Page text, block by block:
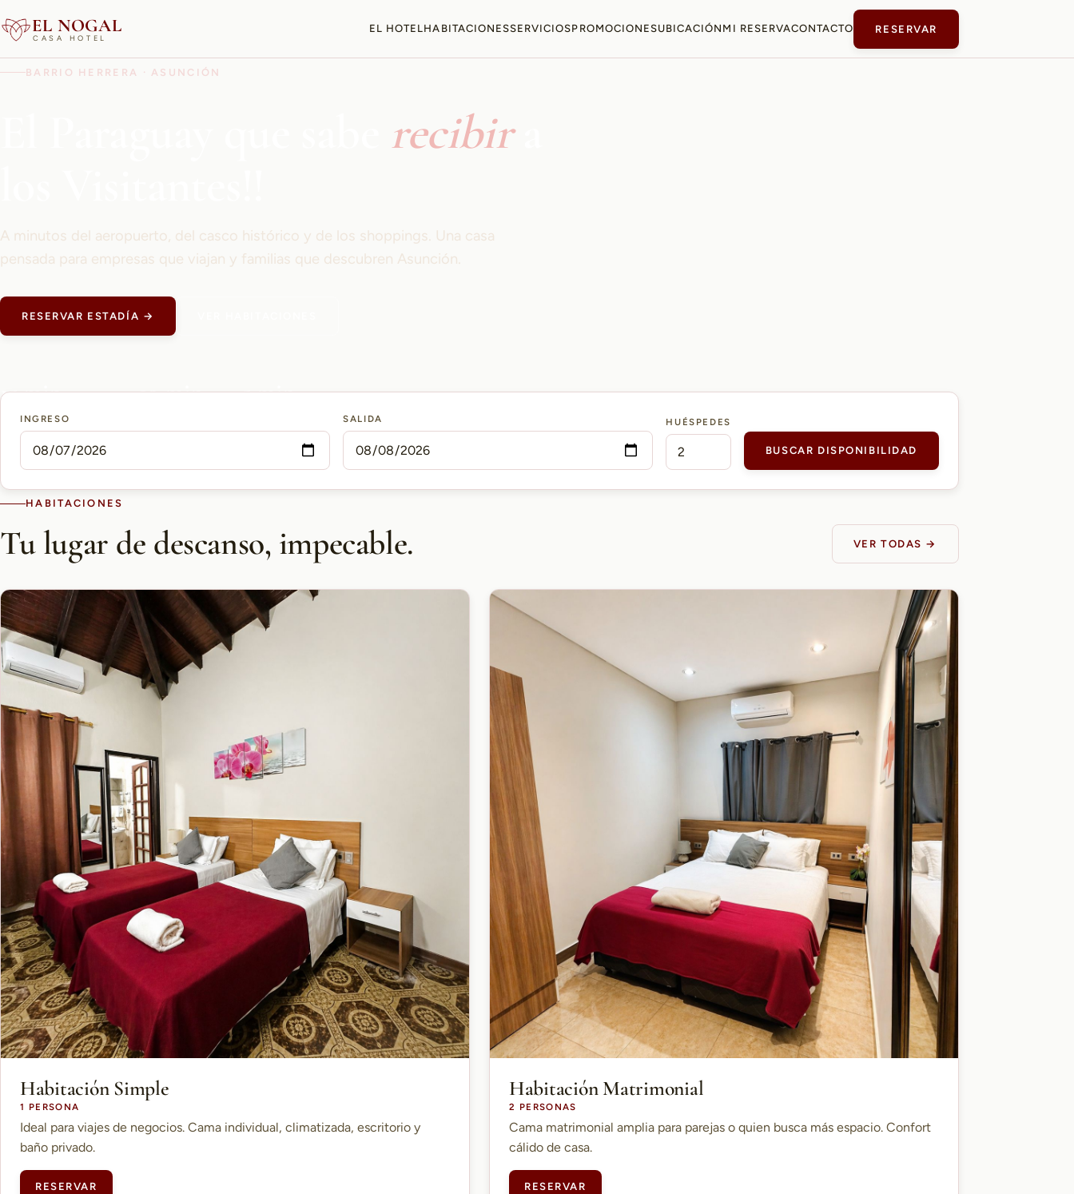
EL NOGAL
CASA HOTEL
EL HOTELHABITACIONESSERVICIOSPROMOCIONESUBICACIÓN MI RESERVACONTACTO RESERVAR
BARRIO HERRERA · ASUNCIÓN
recibira
A minutos del aeropuerto, del casco histórico y de los shoppings. Una casa
pensada para empresas que viajan y familias que descubren Asunción.
RESERVAR ESTADÍA →
15 min
AEROPUERTO PETTIROSSI
10 min 5 min
SHOPPING DEL SOL
INGRESO SALIDA HUÉSPEDES
BUSCAR DISPONIBILIDAD
HABITACIONES
Tu lugar de descanso, impecable. VER TODAS →
Habitación Simple
1 PERSONA
Ideal para viajes de negocios. Cama individual, climatizada, escritorio y
baño privado.
RESERVAR
Habitación Matrimonial
2 PERSONAS
Cama matrimonial amplia para parejas o quien busca más espacio. Confort
cálido de casa.
RESERVAR